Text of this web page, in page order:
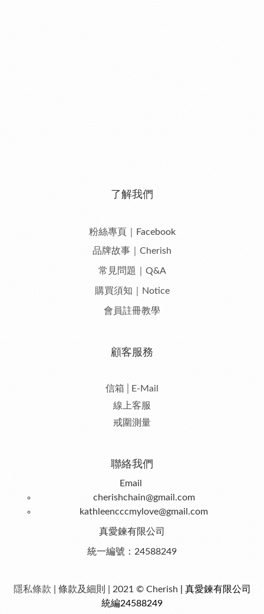
了解我們
粉絲專頁｜Facebook
品牌故事｜Cherish
常見問題｜Q&A
購買須知｜Notice
會員註冊教學
顧客服務
信箱│E-Mail
線上客服
戒圍測量
聯絡我們
Email
cherishchain@gmail.com
kathleencccmylove@gmail.com
真愛鍊有限公司
統一編號：24588249
隱私條款 | 條款及細則 | 2021 © Cherish | 真愛鍊有限公司
統編24588249